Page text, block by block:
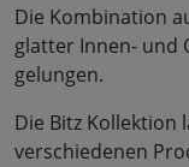
Die Kombination
glatter Innen- und
gelungen.
Die Bitz Kollektion
verschiedenen